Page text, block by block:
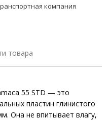
компания
товара
55 STD — это
пластин глинистого
Она не впитывает влагу,